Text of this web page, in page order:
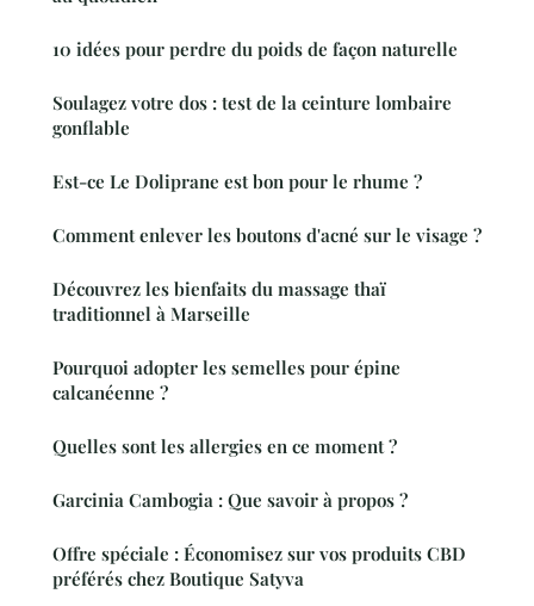
10 idées pour perdre du poids de façon naturelle
Soulagez votre dos : test de la ceinture lombaire
gonflable
Est-ce Le Doliprane est bon pour le rhume ?
Comment enlever les boutons d'acné sur le visage ?
Découvrez les bienfaits du massage thaï
traditionnel à Marseille
Pourquoi adopter les semelles pour épine
calcanéenne ?
Quelles sont les allergies en ce moment ?
Garcinia Cambogia : Que savoir à propos ?
Offre spéciale : Économisez sur vos produits CBD
préférés chez Boutique Satyva